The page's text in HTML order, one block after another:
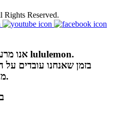
Reserved.
אנו מרעננים את חוויית הקנייה באתר lululemon.
בזמן שאנחנו עובדים
מצומצם יותר, עקב מלאי מוגבל.